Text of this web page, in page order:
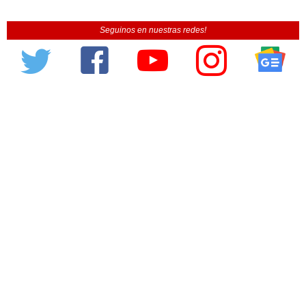
Seguinos en nuestras redes!